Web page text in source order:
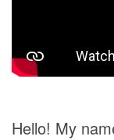
Hello! My